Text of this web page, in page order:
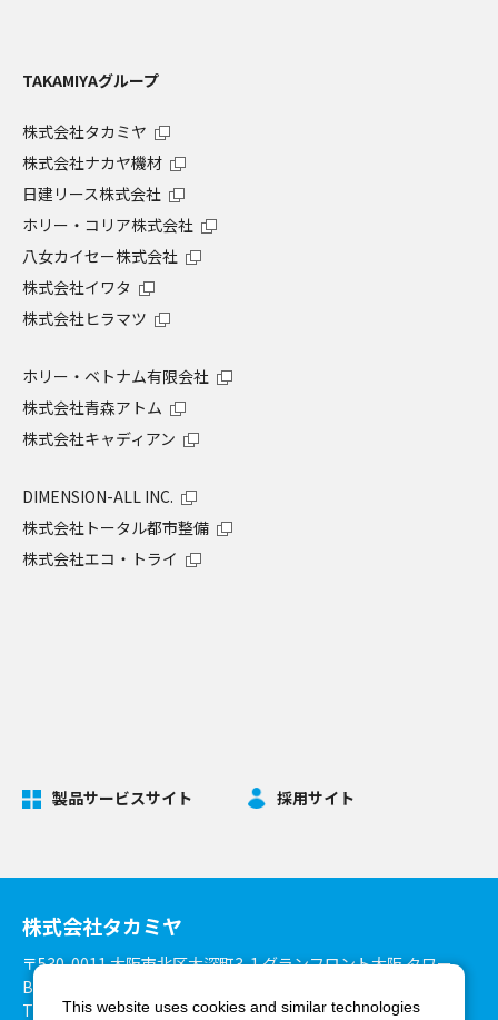
TAKAMIYAグループ
株式会社タカミヤ
株式会社ナカヤ機材
日建リース株式会社
ホリー・コリア株式会社
八女カイセー株式会社
株式会社イワタ
株式会社ヒラマツ
ホリー・ベトナム有限会社
株式会社青森アトム
株式会社キャディアン
DIMENSION-ALL INC.
株式会社トータル都市整備
株式会社エコ・トライ
製品サービスサイト 採用サイト
株式会社タカミヤ
〒530-0011 大阪市北区大深町3-1 グランフロント大阪 タワー
B27階
TEL：06-6375-3900 FAX：06-6375-8825
This website uses cookies and similar technologies